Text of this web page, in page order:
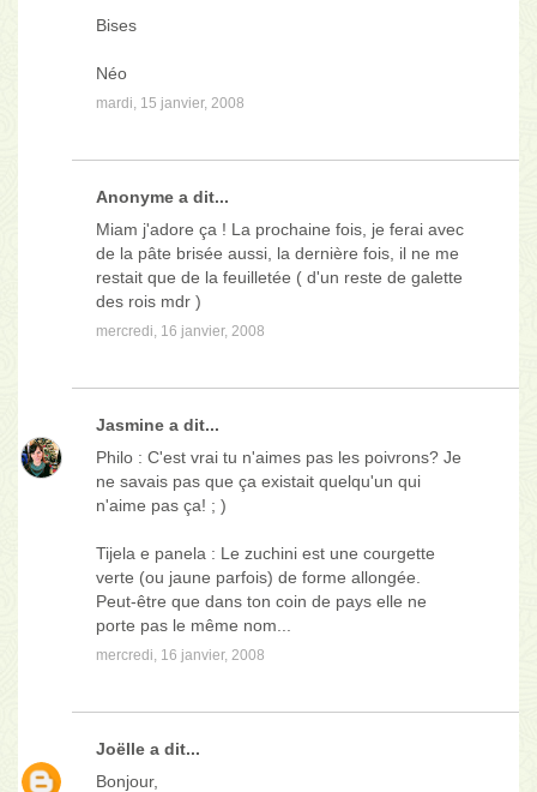
Bises
Néo
mardi, 15 janvier, 2008
Anonyme a dit...
Miam j'adore ça ! La prochaine fois, je ferai avec
de la pâte brisée aussi, la dernière fois, il ne me
restait que de la feuilletée ( d'un reste de galette
des rois mdr )
mercredi, 16 janvier, 2008
Jasmine a dit...
Philo : C'est vrai tu n'aimes pas les poivrons? Je
ne savais pas que ça existait quelqu'un qui
n'aime pas ça! ; )
Tijela e panela : Le zuchini est une courgette
verte (ou jaune parfois) de forme allongée.
Peut-être que dans ton coin de pays elle ne
porte pas le même nom...
mercredi, 16 janvier, 2008
Joëlle a dit...
Bonjour,